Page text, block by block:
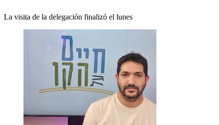
La visita de la delegación finalizó el lunes